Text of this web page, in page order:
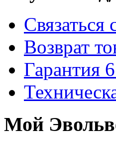
Связаться
Возврат
Гарантия
Мой